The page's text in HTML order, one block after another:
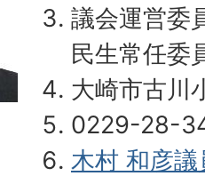
議会運営委
民生常任委
大崎市古川
0229-28-
木村 和彦